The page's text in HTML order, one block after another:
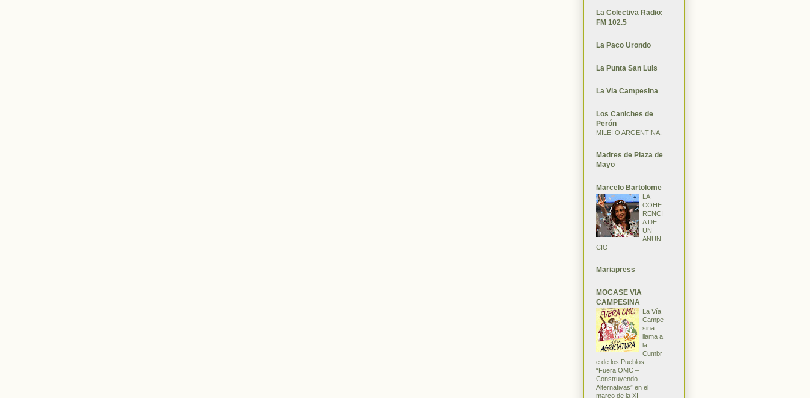
La Colectiva Radio:
FM 102.5
La Paco Urondo
La Punta San Luis
La Via Campesina
Los Caniches de
Perón
MILEI O ARGENTINA.
Madres de Plaza de
Mayo
Marcelo Bartolome
LA
COHE
RENCI
A DE
UN
ANUN
CIO
Mariapress
MOCASE VIA
CAMPESINA
La Vía
Campe
sina
llama a
la
Cumbr
e de los Pueblos
“Fuera OMC –
Construyendo
Alternativas” en el
marco de la XI